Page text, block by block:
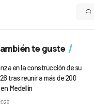
te guste
en la construcción de su
tras reunir a más de 200
Medellín